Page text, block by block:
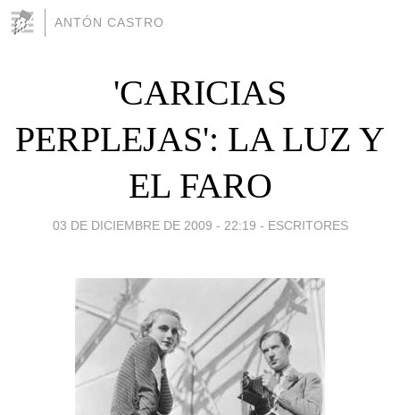
ANTÓN CASTRO
'CARICIAS
PERPLEJAS': LA LUZ Y
EL FARO
03 DE DICIEMBRE DE 2009 - 22:19 - ESCRITORES